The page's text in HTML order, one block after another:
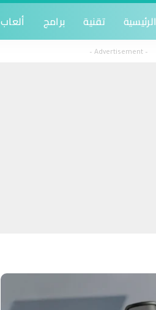
الرئيسية تقنية برامج ألعاب
– Advertisement –